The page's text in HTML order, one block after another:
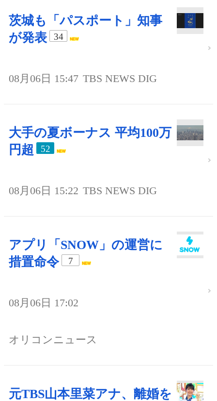
茨城も「パスポート」知事
が発表
34
08月06日 15:47 TBS NEWS DIG
大手の夏ボーナス 平均100万
円超
52
08月06日 15:22 TBS NEWS DIG
アプリ「SNOW」の運営に
措置命令
7
08月06日 17:02
オリコンニュース
元TBS山本里菜アナ、離婚を